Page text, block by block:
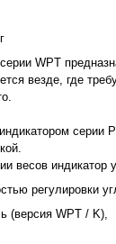
WPT
везде, где
серии
весов индикатор
регулировки
(версия WPT / K),